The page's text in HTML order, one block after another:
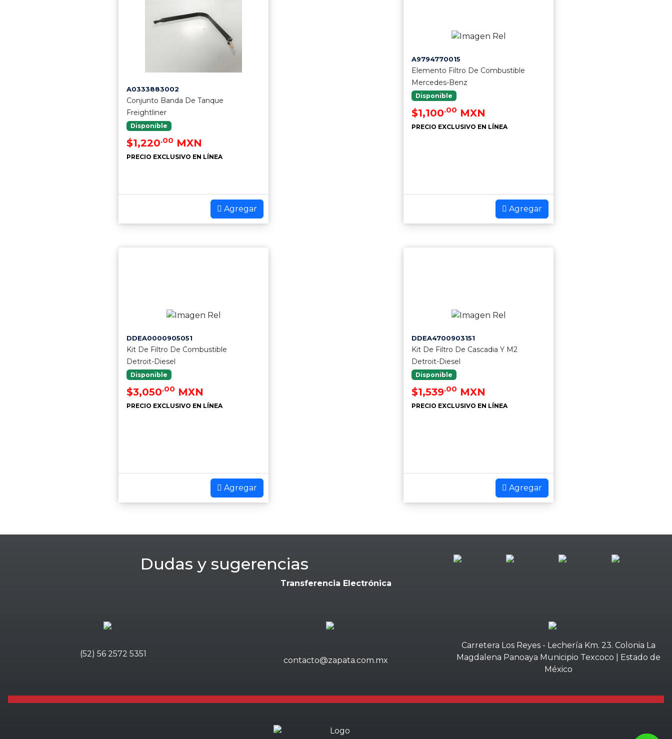
A0333883002
Conjunto Banda De Tanque
Freightliner
Disponible
$1,220.00 MXN
PRECIO EXCLUSIVO EN LÍNEA
Agregar
A9794770015
Elemento Filtro De Combustible
Mercedes-Benz
Disponible
$1,100.00 MXN
PRECIO EXCLUSIVO EN LÍNEA
Agregar
DDEA0000905051
Kit De Filtro De Combustible
Detroit-Diesel
Disponible
$3,050.00 MXN
PRECIO EXCLUSIVO EN LÍNEA
Agregar
DDEA4700903151
Kit De Filtro De Cascadia Y M2
Detroit-Diesel
Disponible
$1,539.00 MXN
PRECIO EXCLUSIVO EN LÍNEA
Agregar
Dudas y sugerencias
Transferencia Electrónica
(52) 56 2572 5351
contacto@zapata.com.mx
Carretera Los Reyes - Lechería Km. 23. Colonia La
Magdalena Panoaya Municipio Texcoco | Estado de
México